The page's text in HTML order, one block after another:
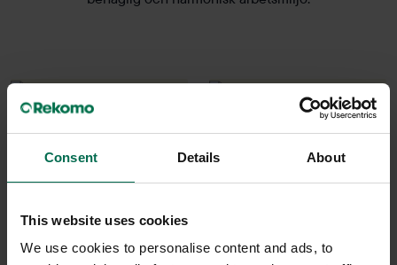
Consent Details About
This website uses cookies
We use cookies to personalise content and ads, to
Begagnad Begagnad